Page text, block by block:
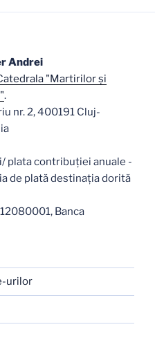
Andrei
"Martirilor şi
.
nr. 2, 400191 Cluj-
plata contribuției anuale -
de plată destinația dorită
Banca
urilor